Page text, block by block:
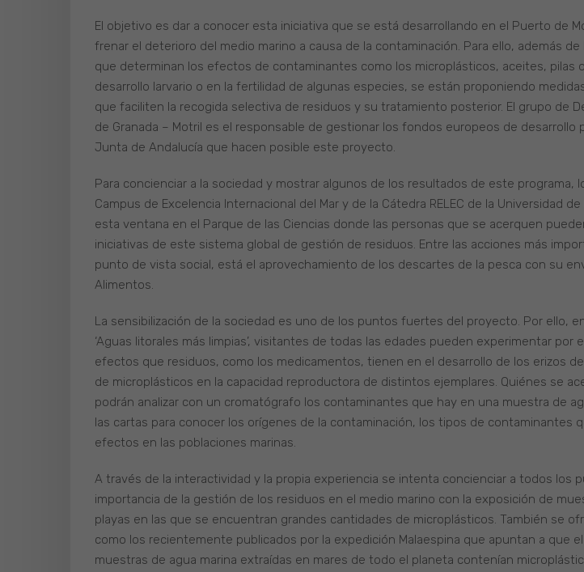
El objetivo es dar a conocer esta iniciativa que se está desarrollando en el Puerto de
frenar el deterioro del medio marino a causa de la contaminación. Para ello, además
que determinan los efectos de contaminantes como los microplásticos, aceites, pilas
desarrollo larvario o en la fertilidad de algunas especies, se están proponiendo
que faciliten la recogida selectiva de residuos y su tratamiento posterior. El grupo de
de Granada – Motril es el responsable de gestionar los fondos europeos de desarrollo
Junta de Andalucía que hacen posible este proyecto.
Para concienciar a la sociedad y mostrar algunos de los resultados de este programa,
Campus de Excelencia Internacional del Mar y de la Cátedra RELEC de la Universidad
esta ventana en el Parque de las Ciencias donde las personas que se acerquen
iniciativas de este sistema global de gestión de residuos. Entre las acciones más
punto de vista social, está el aprovechamiento de los descartes de la pesca con su
Alimentos.
La sensibilización de la sociedad es uno de los puntos fuertes del proyecto. Por ello,
‘Aguas litorales más limpias’, visitantes de todas las edades pueden experimentar por
efectos que residuos, como los medicamentos, tienen en el desarrollo de los erizos
de microplásticos en la capacidad reproductora de distintos ejemplares. Quiénes se
podrán analizar con un cromatógrafo los contaminantes que hay en una muestra de
las cartas para conocer los orígenes de la contaminación, los tipos de contaminantes
efectos en las poblaciones marinas.
A través de la interactividad y la propia experiencia se intenta concienciar a todos los
importancia de la gestión de los residuos en el medio marino con la exposición de
playas en las que se encuentran grandes cantidades de microplásticos. También se
como los recientemente publicados por la expedición Malaespina que apuntan a que
muestras de agua marina extraídas en mares de todo el planeta contenían